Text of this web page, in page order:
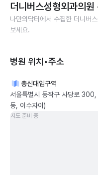
더니버스성형외과의원
나만의닥터에서 수집한 더니버
보세요.
병원 위치•주소
총신대입구역
서울특별시 동작구 사당로
동, 이수자이)
지도 준비 중